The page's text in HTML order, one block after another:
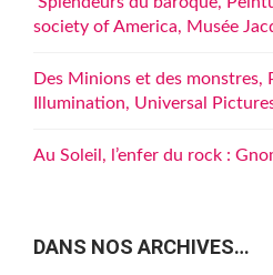
society of America, Musée
Des Minions et des monstres,
Illumination, Universal
Au Soleil, l’enfer du rock :
DANS NOS ARCHIVES…